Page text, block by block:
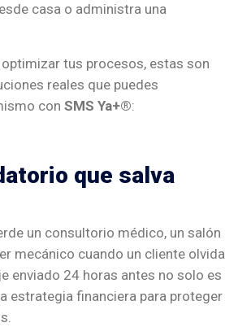
casa o administra una
tus procesos, estas son
reales que puedes
con SMS Ya+®:
que salva
un consultorio médico, un salón
mecánico cuando un cliente olvida
enviado 24 horas antes no solo es
estrategia financiera para proteger